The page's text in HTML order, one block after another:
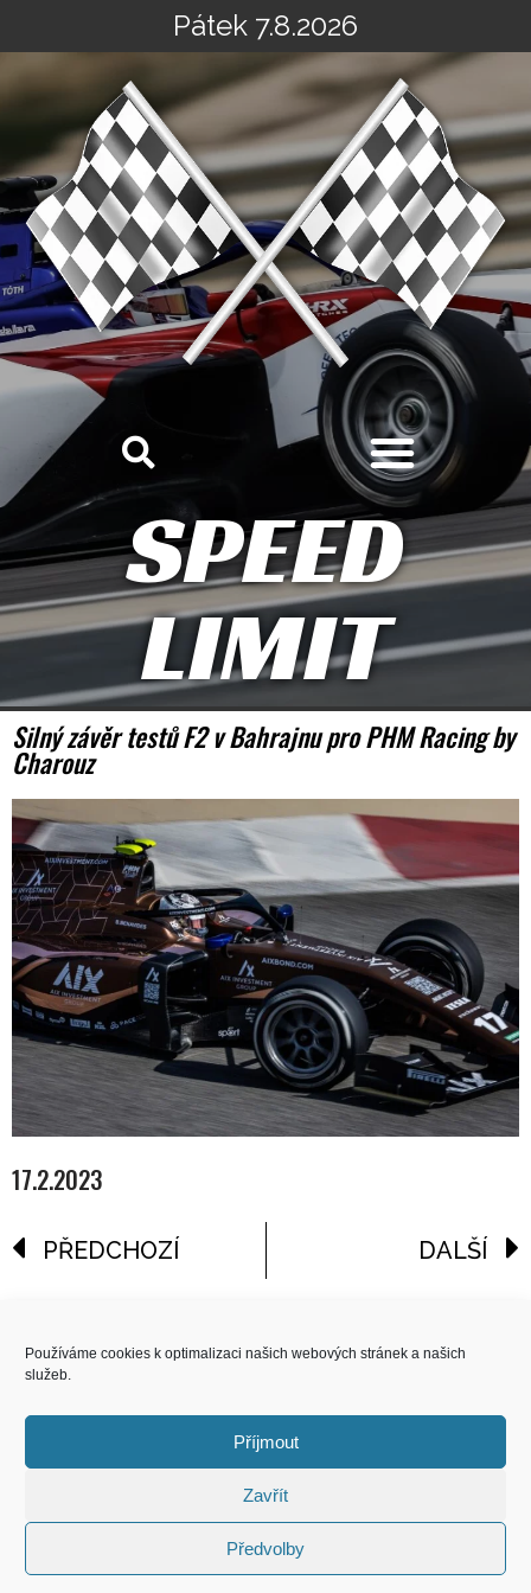
Používáme cookies k optimalizaci našich webových stránek a našich
služeb.
Příjmout
Zavřít
Předvolby
na
Pátek 7.8.2026
SPEED
LIMIT
Silný závěr testů F2 v Bahrajnu pro PHM Racing by
Charouz
17.2.2023
PŘEDCHOZÍ DALŠÍ
COPYRIGHT
© 2026 Speed Limit,
All Rights Reserved